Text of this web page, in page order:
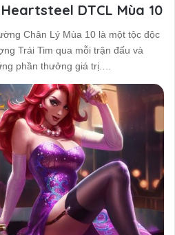
DTCL Mùa 10
Chân Lý Mùa 10 là một tộc độc
Trái Tim qua mỗi trận đấu và
phần thưởng giá trị.…